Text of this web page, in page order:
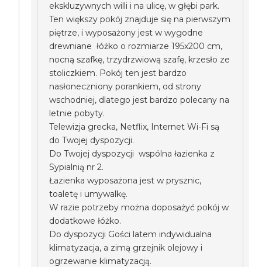
ekskluzywnych willi i na ulicę, w głębi park.
Ten większy pokój znajduje się na pierwszym
piętrze, i wyposażony jest w wygodne
drewniane łóżko o rozmiarze 195x200 cm,
nocną szafkę, trzydrzwiową szafę, krzesło ze
stoliczkiem. Pokój ten jest bardzo
nasłoneczniony porankiem, od strony
wschodniej, dlatego jest bardzo polecany na
letnie pobyty.
Telewizja grecka, Netflix, Internet Wi-Fi są
do Twojej dyspozycji.
Do Twojej dyspozycji wspólna łazienka z
Sypialnią nr 2.
Łazienka wyposażona jest w prysznic,
toaletę i umywalkę.
W razie potrzeby można doposażyć pokój w
dodatkowe łóżko.
Do dyspozycji Gości latem indywidualna
klimatyzacja, a zimą grzejnik olejowy i
ogrzewanie klimatyzacją.